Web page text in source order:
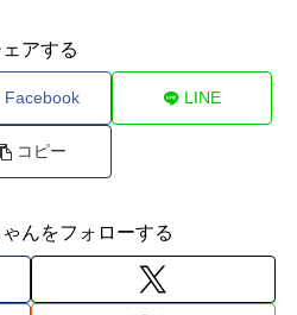
ェアする
Facebook LINE
コピー
んをフォローする